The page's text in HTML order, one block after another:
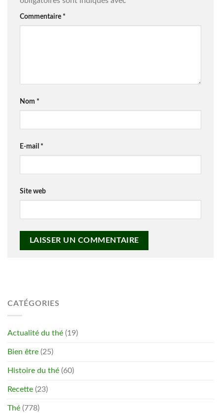
Commentaire *
Nom *
E-mail *
Site web
CATÉGORIES
Actualité du thé (19)
Bien être (25)
Histoire du thé (60)
Recette (23)
Thé (778)